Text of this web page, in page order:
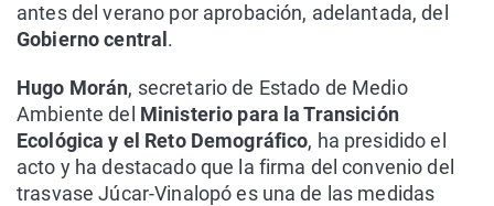
antes del verano por aprobación, adelantada, del
Gobierno central .
Hugo Morán, secretario de Estado de Medio
Ambiente del Ministerio para la Transición
Ecológica y el Reto Demográfico, ha presidido el
acto y ha destacado que la firma del convenio del
trasvase Júcar-Vinalopó es una de las medidas